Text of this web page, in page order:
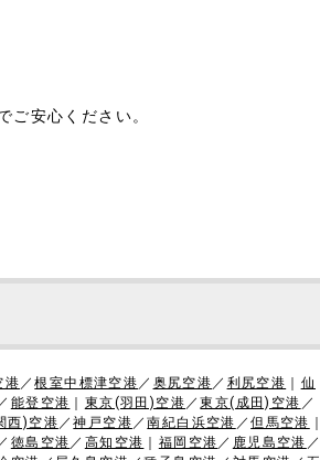
安心ください。
港 ／根室中標津空港 ／ 奥尻空港 ／ 利尻空港 ｜ 仙
／ 能登空港 ｜ 東京(羽田)空港 ／東京(成田)空港 ／
西)空港 ／神戸空港 ／南紀白浜空港 ／但馬空港 ｜
／ 徳島空港 ／ 高知空港 ｜ 福岡空港 ／ 鹿児島空港 ／